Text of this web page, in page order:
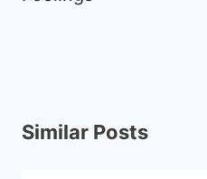
Similar Posts